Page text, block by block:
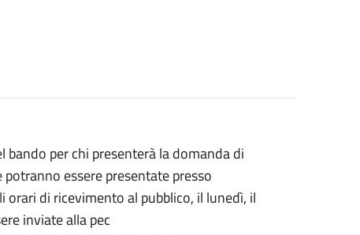
per chi presenterà la domanda di
essere presentate presso
di ricevimento al pubblico, il lunedì, il
inviate alla pec